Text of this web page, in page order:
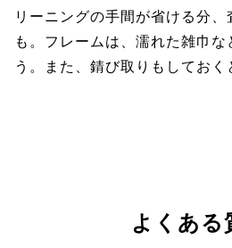
リーニングの手間が省ける分
も。フレームは、濡れた雑巾な
う。また、錆び取りもしておく
よくある